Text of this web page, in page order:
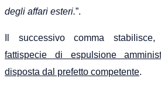
degli affari esteri.”.
Il successivo comma
fattispecie di espulsione
disposta dal prefetto competente.